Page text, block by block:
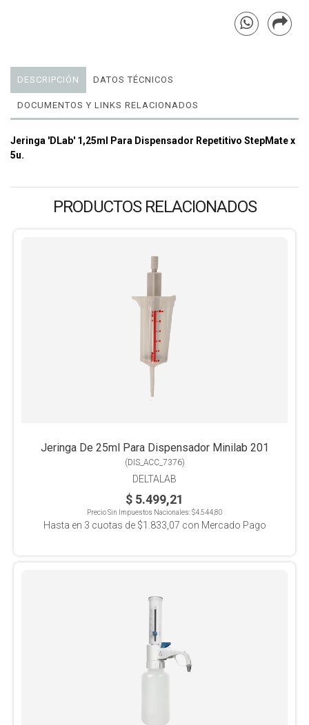
DESCRIPCIÓN DATOS TÉCNICOS
DOCUMENTOS Y LINKS RELACIONADOS
Jeringa 'DLab' 1,25ml Para Dispensador Repetitivo StepMate x
5u.
PRODUCTOS RELACIONADOS
Jeringa De 25ml Para Dispensador Minilab 201
(DIS_ACC_7376)
DELTALAB
$ 5.499,21
Precio Sin Impuestos Nacionales:$4.544,80
Hasta en 3 cuotas de $1.833,07 con Mercado Pago